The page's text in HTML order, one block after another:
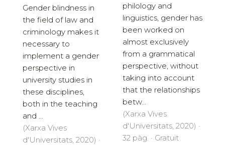
Gender blindness in
the field of law and
criminology makes it
necessary to
implement a gender
perspective in
university studies in
these disciplines,
both in the teaching
and ...
(Xarxa Vives
d'Universitats, 2020) ·
philology and
linguistics, gender has
been worked on
almost exclusively
from a grammatical
perspective, without
taking into account
that the relationships
betw...
(Xarxa Vives
d'Universitats, 2020) ·
32 pàg. · Gratuït